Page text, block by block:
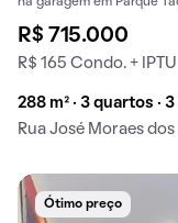
na garagem em Parque
R$ 715.000
R$ 165 Condo. + IPTU
288 m² · 3 quartos ·
Rua José Moraes
Ótimo preço